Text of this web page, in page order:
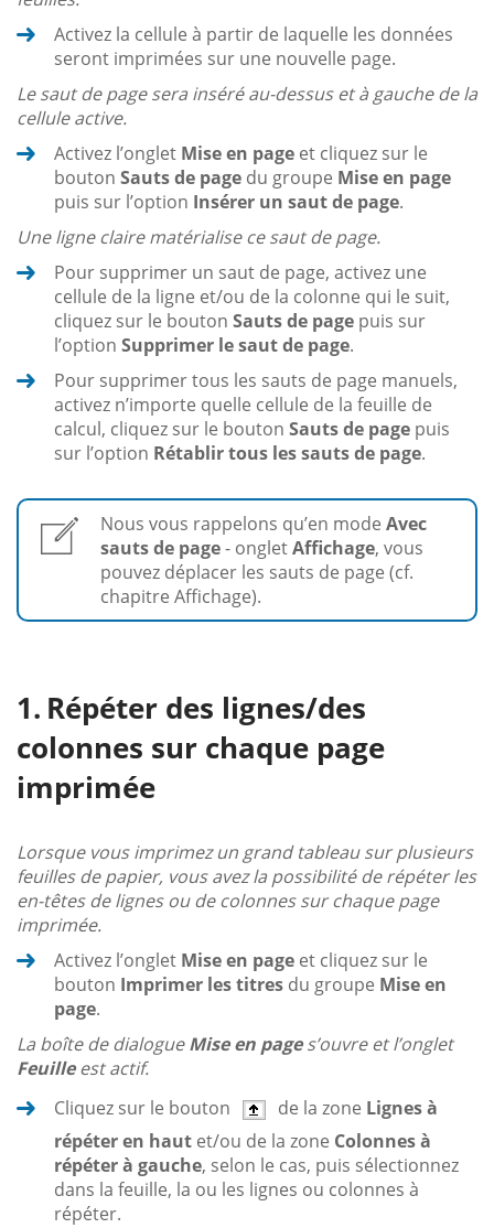
Activez la cellule à partir de laquelle les données
seront imprimées sur une nouvelle page.
Le saut de page sera inséré au-dessus et à gauche de la
cellule active.
Activez l’onglet Mise en page et cliquez sur le
bouton Sauts de page du groupe Mise en page
puis sur l’option Insérer un saut de page.
Une ligne claire matérialise ce saut de page.
Pour supprimer un saut de page, activez une
cellule de la ligne et/ou de la colonne qui le suit,
cliquez sur le bouton Sauts de page puis sur
l’option Supprimer le saut de page.
Pour supprimer tous les sauts de page manuels,
activez n’importe quelle cellule de la feuille de
calcul, cliquez sur le bouton Sauts de page puis
sur l’option Rétablir tous les sauts de page.
Nous vous rappelons qu’en mode Avec
sauts de page- ongletAffichage, vous
pouvez déplacer les sauts de page (cf.
chapitre Affichage).
Répéter des lignes/des
colonnes sur chaque page
imprimée
Lorsque vous imprimez un grand tableau sur plusieurs
feuilles de papier, vous avez la possibilité de répéter les
en-têtes de lignes ou de colonnes sur chaque page
imprimée.
Activez l’onglet Mise en page et cliquez sur le
bouton Imprimer les titres du groupe Mise en
page.
La boîte de dialogueMise en pages’ouvre et l’onglet
Feuilleest actif.
Cliquez sur le bouton
de la zone Lignes à
répéter en haut et/ou de la zone Colonnes à
répéter à gauche, selon le cas, puis sélectionnez
dans la feuille, la ou les lignes ou colonnes à
répéter.